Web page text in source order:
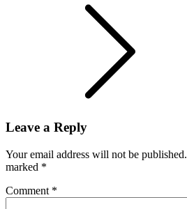
Leave a Reply
Your email address will not be published.
marked *
Comment *